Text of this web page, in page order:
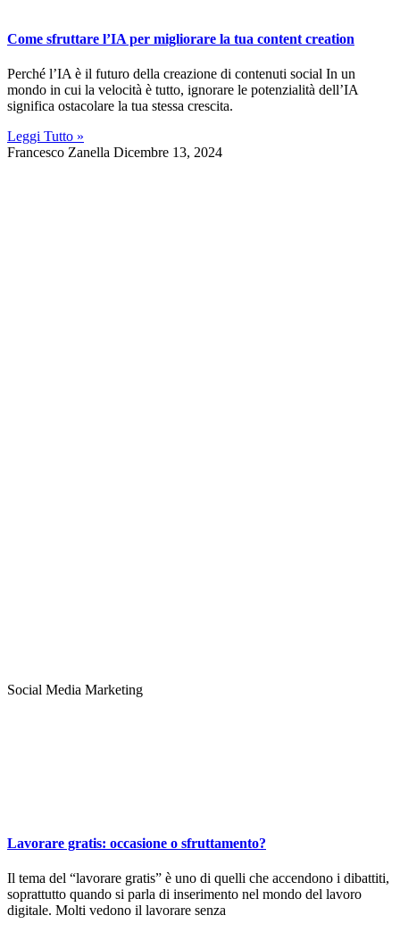
Come sfruttare l’IA per migliorare la tua content creation
Perché l’IA è il futuro della creazione di contenuti social In un
mondo in cui la velocità è tutto, ignorare le potenzialità dell’IA
significa ostacolare la tua stessa crescita.
Leggi Tutto »
Francesco Zanella Dicembre 13, 2024
Social Media Marketing
Lavorare gratis: occasione o sfruttamento?
Il tema del “lavorare gratis” è uno di quelli che accendono i dibattiti,
soprattutto quando si parla di inserimento nel mondo del lavoro
digitale. Molti vedono il lavorare senza